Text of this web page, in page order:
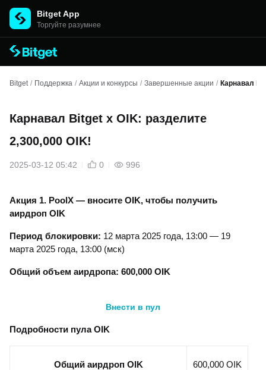
Bitget App
Торгуйте разумнее
Bitget / Поддержка / Акции и конкурсы / Завершенные акции / Карнавал
Карнавал Bitget x OIK: разделите
2,300,000 OIK!
2025-03-12 05:42 0 996
Акция 1. PoolX — вносите OIK, чтобы получить
аирдроп OIK
Период блокировки: 12 марта 2025 года, 13:00 — 19
марта 2025 года, 13:00 (мск)
Общий объем аирдропа: 600,000 OIK
Внести в пул
Подробности пула OIK
Общий аирдроп OIK 600,000 OIK